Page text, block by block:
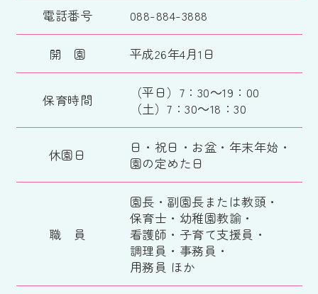
電話番号 088-884-3888
開 園 平成26年4月1日
保育時間
（平日）7：30～19：00
（土）7：30～18：30
休園日
日・祝日・お盆・年末年始・
園の定めた日
職 員
園長・副園長または教頭・
保育士・幼稚園教諭・
看護師・子育て支援員・
調理員・事務員・
用務員 ほか